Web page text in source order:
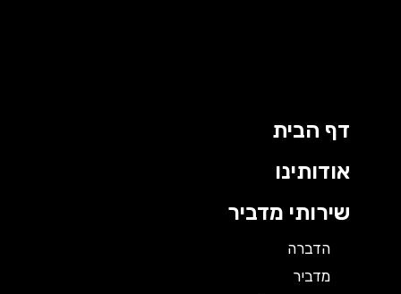
דף הבית
אודותינו
שירותי מדביר
הדברה
מדביר